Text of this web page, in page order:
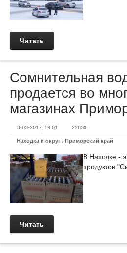
Читать
Сомнительная
продается во
магазинах
3-03-2017, 19:01 22830
Находка и округ / Приморский край
В Находке -
продуктов
Читать